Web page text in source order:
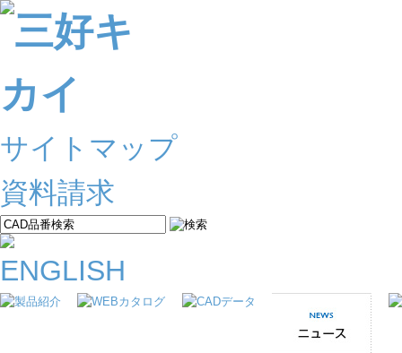
サイトマップ
資料請求